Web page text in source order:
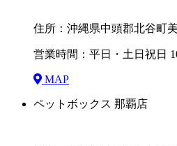
住所：沖縄県中頭郡北谷町
営業時間：平日・土日祝日
MAP
ペットボックス 那覇店